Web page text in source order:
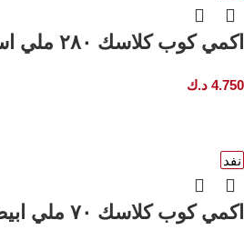
اكمي كوب كلاسك ٢٨٠ ملي اسود
4.750 د.ك
نفد
اكمي كوب كلاسك ٧٠ ملي ابيض